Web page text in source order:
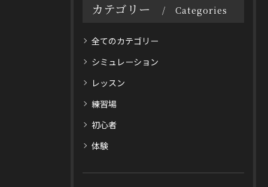
カテゴリー Categories
全てのカテゴリー
シミュレーション
レッスン
練習場
初心者
体験